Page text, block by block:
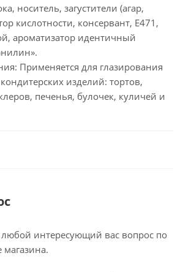
носитель, загустители (агар,
кислотности, консервант, Е471,
ароматизатор идентичный
Применяется для глазирования
изделий: тортов,
печенья, булочек, куличей и
интересующий вас вопрос по
магазина.